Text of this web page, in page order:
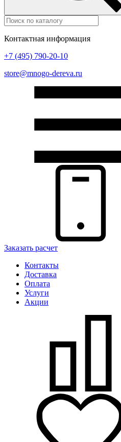
Контактная информация
+7 (495) 790-20-10
store@mnogo-dereva.ru
Заказать расчет
Контакты
Доставка
Оплата
Услуги
Акции